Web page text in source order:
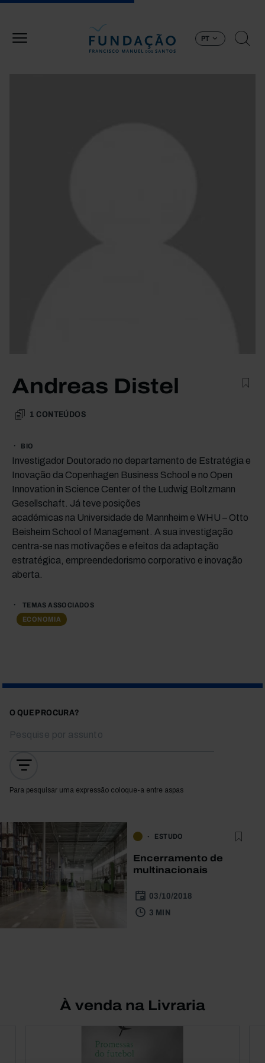
PT
Andreas Distel
1 CONTEÚDOS
BIO
Investigador Doutorado no departamento de Estratégia e
Inovação da Copenhagen Business School e no Open
Innovation in Science Center of the Ludwig Boltzmann
Gesellschaft. Já teve posições
académicas na Universidade de Mannheim e WHU – Otto
Beisheim School of Management. A sua investigação
centra-se nas motivações e efeitos da adaptação
estratégica, empreendedorismo corporativo e inovação
aberta.
TEMAS ASSOCIADOS
ECONOMIA
O QUE PROCURA?
Para pesquisar uma expressão coloque-a entre aspas
ESTUDO
Encerramento de
multinacionais
03/10/2018
3 MIN
À venda na Livraria